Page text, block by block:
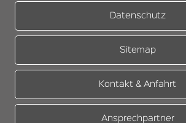
Datenschutz
Sitemap
Kontakt & Anfahrt
Ansprechpartner